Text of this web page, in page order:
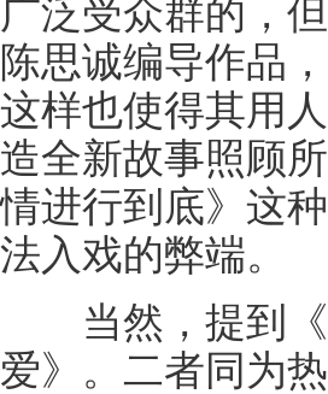
广泛受众群的，
陈思诚编导作品
这样也使得其用
造全新故事照顾
情进行到底》这
法入戏的弊端。
当然，提到《
爱》。二者同为